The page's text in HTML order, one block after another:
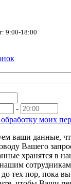
9:00-18:00
-
обработку моих
ваши данные,
Вашего
хранятся в
тех пор, пока